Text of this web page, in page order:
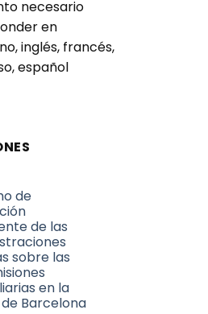
necesario
en
inglés, francés,
español
de
de las
sobre las
en la
Barcelona